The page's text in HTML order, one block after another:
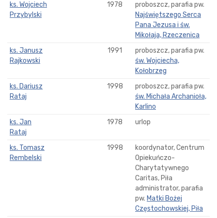
ks. Wojciech
Przybylski
1978
proboszcz, parafia pw.
Najświętszego Serca
Pana Jezusa i św.
Mikołaja, Rzeczenica
ks. Janusz
Rajkowski
1991
proboszcz, parafia pw.
św. Wojciecha,
Kołobrzeg
ks. Dariusz
Rataj
1998
proboszcz, parafia pw.
św. Michała Archanioła,
Karlino
ks. Jan
Rataj
1978 urlop
ks. Tomasz
Rembelski
1998
koordynator, Centrum
Opiekuńczo-
Charytatywnego
Caritas, Piła
administrator, parafia
pw. Matki Bożej
Częstochowskiej, Piła